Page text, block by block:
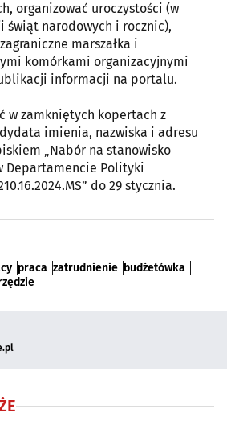
organizować uroczystości (w
świąt narodowych i rocznic),
marszałka i
komórkami organizacyjnymi
informacji na portalu.
w zamkniętych kopertach z
imienia, nazwiska i adresu
„Nabór na stanowisko
Departamencie Polityki
do 29 stycznia.
praca zatrudnienie budżetówka